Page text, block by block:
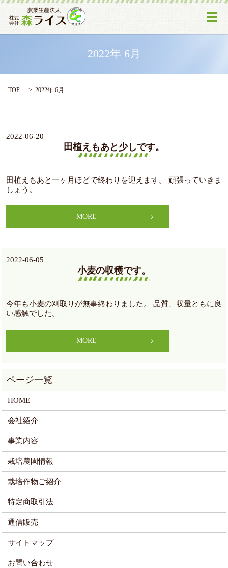
メ
2022年 6月
TOP 2022年 6月
2022-06-20
田植えもあと少しです。
田植えもあと一ヶ月ほどで終わりを迎えます。 頑張っていきま
しょう。
MORE
2022-06-05
小麦の収穫です。
今年も小麦の刈取りが無事終わりました。 品質、収量ともに良
い感触でした。
MORE
HOME
会社紹介
事業内容
栽培農園情報
栽培作物ご紹介
特定商取引法
通信販売
サイトマップ
お問い合わせ